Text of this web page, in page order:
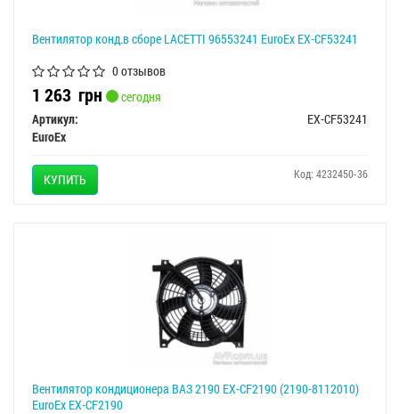
Вентилятор конд.в сборе LACETTI 96553241 EuroEx EX-CF53241
0 отзывов
1 263 грн
сегодня
Артикул:
EX-CF53241
EuroEx
КУПИТЬ Код: 4232450-36
Вентилятор кондиционера ВАЗ 2190 EX-CF2190 (2190-8112010)
EuroEx EX-CF2190